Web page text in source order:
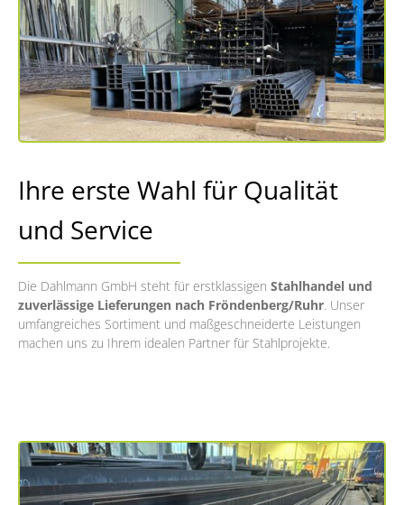
Ihre erste Wahl für Qualität
und Service
Die Dahlmann GmbH steht für erstklassigen Stahlhandel und
zuverlässige Lieferungen nach Fröndenberg/Ruhr. Unser
umfangreiches Sortiment und maßgeschneiderte Leistungen
machen uns zu Ihrem idealen Partner für Stahlprojekte.